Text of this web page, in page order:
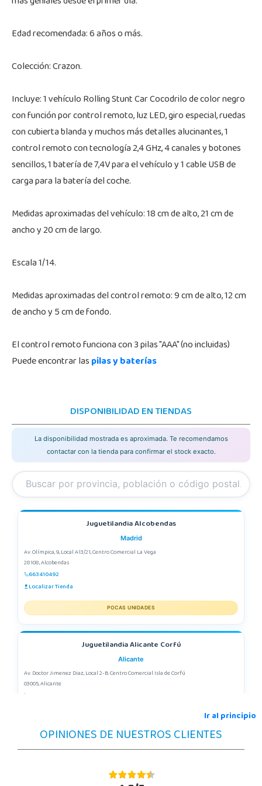
Edad recomendada: 6 años o más.
Colección: Crazon.
Incluye: 1 vehículo Rolling Stunt Car Cocodrilo de color negro
con función por control remoto, luz LED, giro especial, ruedas
con cubierta blanda y muchos más detalles alucinantes, 1
control remoto con tecnología 2,4 GHz, 4 canales y botones
sencillos, 1 batería de 7,4V para el vehículo y 1 cable USB de
carga para la batería del coche.
Medidas aproximadas del vehículo: 18 cm de alto, 21 cm de
ancho y 20 cm de largo.
Escala 1/14.
Medidas aproximadas del control remoto: 9 cm de alto, 12 cm
de ancho y 5 cm de fondo.
El control remoto funciona con 3 pilas "AAA" (no incluidas)
Puede encontrar laspilas y baterías
DISPONIBILIDAD EN TIENDAS
La disponibilidad mostrada es aproximada. Te recomendamos
contactar con la tienda para confirmar el stock exacto.
Juguetilandia Alcobendas
Madrid
Av. Olímpica, 9, Local A13/21, Centro Comercial La Vega
28108, Alcobendas
663410492
Localizar Tienda
POCAS UNIDADES
Juguetilandia Alicante Corfú
Alicante
Av. Doctor Jimenez Diaz, Local 2-B. Centro Comercial Isla de Corfú
03005, Alicante
Juguetilandia Barakaldo
Vizcaya
Ir al principio
OPINIONES DE NUESTROS CLIENTES